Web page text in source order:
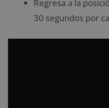
Regresa a la
30 segundos por